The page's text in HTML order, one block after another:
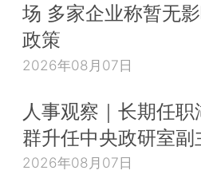
场 多家企业称暂无
政策
2026年08月07日
人事观察｜长期任
群升任中央政研室副
2026年08月07日